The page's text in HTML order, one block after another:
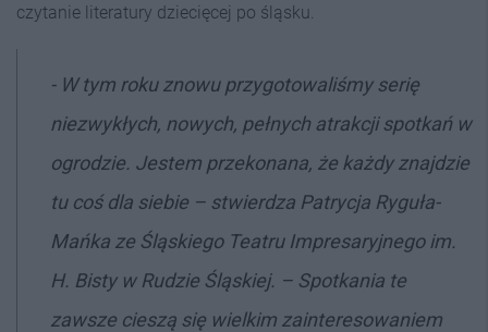
czytanie literatury dziecięcej po śląsku.
- W tym roku znowu przygotowaliśmy serię
niezwykłych, nowych, pełnych atrakcji spotkań w
ogrodzie. Jestem przekonana, że każdy znajdzie
tu coś dla siebie – stwierdza Patrycja Ryguła-
Mańka ze Śląskiego Teatru Impresaryjnego im.
H. Bisty w Rudzie Śląskiej. – Spotkania te
zawsze cieszą się wielkim zainteresowaniem